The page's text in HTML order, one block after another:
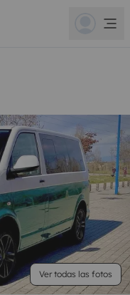
Ver todas las fotos